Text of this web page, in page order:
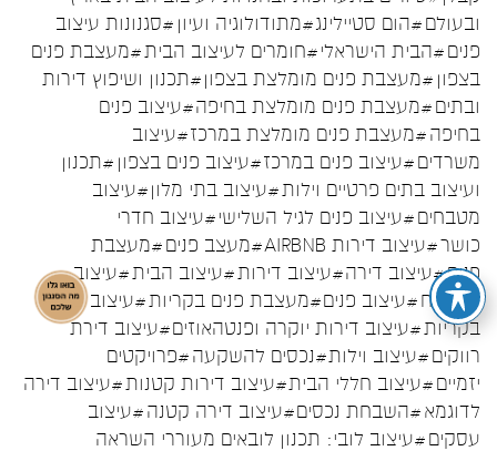
ובעולם#הום סטיילינג#מתודולוגיה ועיון #סגנונות עיצוב
פנים#הבית הישראלי#חומרים לעיצוב הבית#מעצבת פנים
בצפון #מעצבת פנים מומלצת בצפון#תכנון ושיפוץ דירות
ובתים#מעצבת פנים מומלצת בחיפה#עיצוב פנים
בחיפה#מעצבת פנים מומלצת במרכז#עיצוב
משרדים#עיצוב פנים במרכז#עיצוב פנים בצפון #תכנון
ועיצוב בתים פרטיים וילות#עיצוב בתי מלון#עיצוב
מטבחים#עיצוב פנים לגיל השלישי#עיצוב חדרי
כושר#עיצוב דירות AIRBNB #מעצב פנים#מעצבת
פנים#עיצוב דירה#עיצוב דירות#עיצוב הבית#עיצוב
המטבח#עיצוב פנים#מעצבת פנים בקריות#עיצוב פנים
בקריות#עיצוב דירות יוקרה ופנטהאוזים#עיצוב דירת
רווקים#עיצוב וילות#נכסים להשקעה#פרויקטים
יזמיים#עיצוב חללי הבית#עיצוב דירות קטנות#עיצוב דירה
לדוגמא#השבחת נכסים#עיצוב דירה קטנה#עיצוב
עסקים#עיצוב לובי: תכנון לובאים מעוררי השראה